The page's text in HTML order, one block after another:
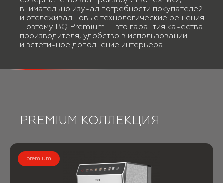
внимательно изучал потребности покупателей
и отслеживал новые технологические решения.
Поэтому BQ Premium — это гарантия качества
производителя, удобство в использовании
и эстетичное дополнение интерьера.
PREMIUM КОЛЛЕКЦИЯ
premium